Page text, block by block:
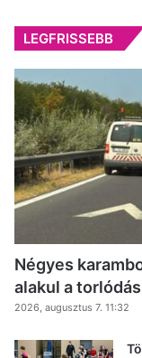
LEGFRISSEBB
Négyes
alakul a torlódás
2026, augusztus 7. 11:32